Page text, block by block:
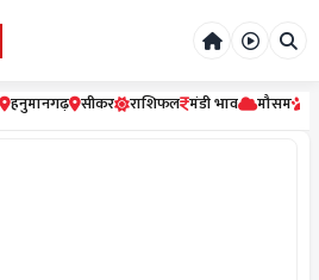
हनुमानगढ़ सीकर राशिफल मंडी भाव मौसम